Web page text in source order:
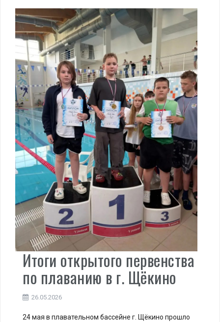
Итоги открытого первенства
по плаванию в г. Щёкино
26.05.2026
24 мая в плавательном бассейне г. Щёкино прошло